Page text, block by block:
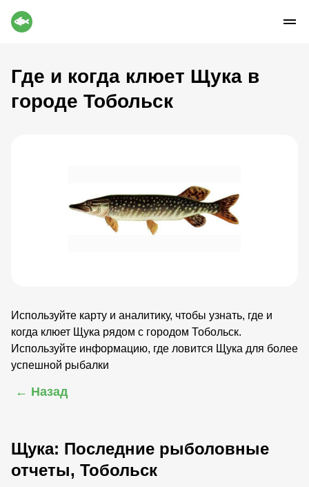
Где и когда клюет Щука в
городе Тобольск
Используйте карту и аналитику, чтобы узнать, где и
когда клюет Щука рядом с городом Тобольск.
Используйте информацию, где ловится Щука для более
успешной рыбалки
← Назад
Щука: Последние рыболовные
отчеты, Тобольск